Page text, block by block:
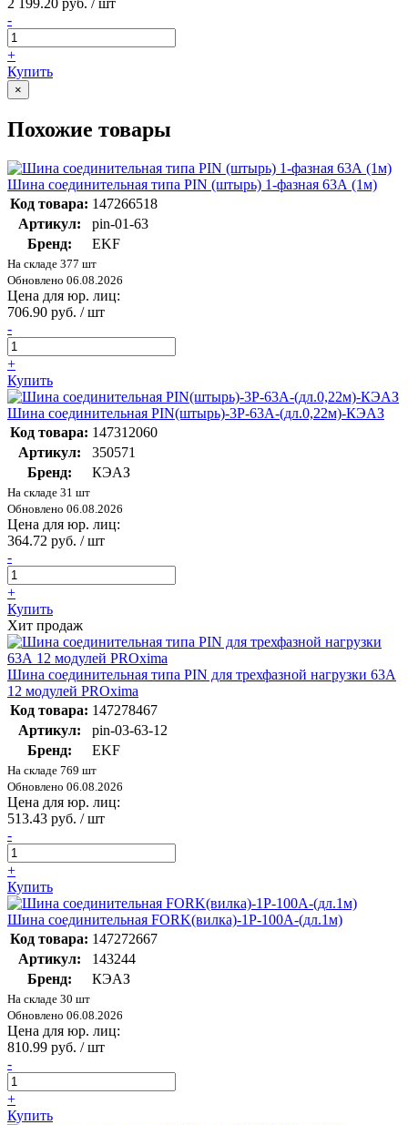
2 199.20 руб. / шт
-
+
Купить
×
Похожие товары
Шина соединительная типа PIN (штырь) 1-фазная 63А (1м)
Код товара: 147266518
Артикул:
pin-01-63
Бренд:
EKF
На складе 377 шт
Обновлено 06.08.2026
Цена для юр. лиц:
706.90 руб. / шт
-
+
Купить
Шина соединительная PIN(штырь)-3Р-63А-(дл.0,22м)-КЭАЗ
Код товара: 147312060
Артикул:
350571
Бренд:
КЭАЗ
На складе 31 шт
Обновлено 06.08.2026
Цена для юр. лиц:
364.72 руб. / шт
-
+
Купить
Хит продаж
Шина соединительная типа PIN для трехфазной нагрузки 63А
12 модулей PROxima
Код товара: 147278467
Артикул:
pin-03-63-12
Бренд:
EKF
На складе 769 шт
Обновлено 06.08.2026
Цена для юр. лиц:
513.43 руб. / шт
-
+
Купить
Шина соединительная FORK(вилка)-1Р-100А-(дл.1м)
Код товара: 147272667
Артикул:
143244
Бренд:
КЭАЗ
На складе 30 шт
Обновлено 06.08.2026
Цена для юр. лиц:
810.99 руб. / шт
-
+
Купить